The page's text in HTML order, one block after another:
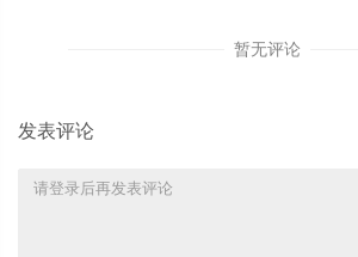
暂无评论
发表评论